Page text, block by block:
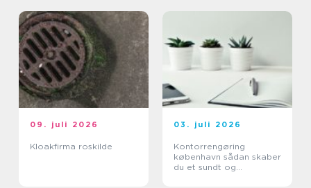
09. juli 2026
Kloakfirma roskilde
03. juli 2026
Kontorrengøring
københavn sådan skaber
du et sundt og